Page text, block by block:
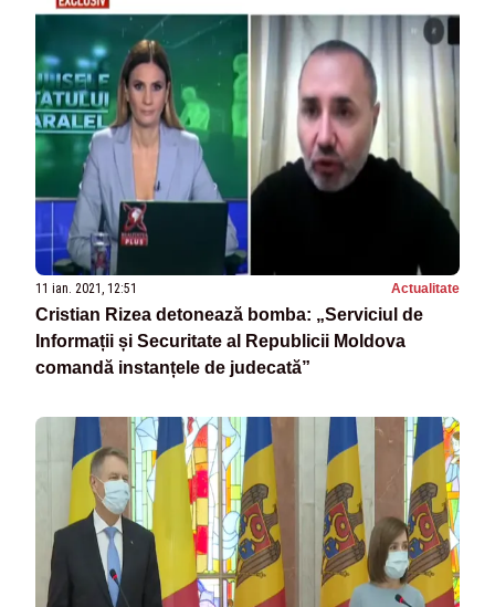
11 ian. 2021, 12:51 Actualitate
Cristian Rizea detonează bomba: „Serviciul de
Informații și Securitate al Republicii Moldova
comandă instanțele de judecată”